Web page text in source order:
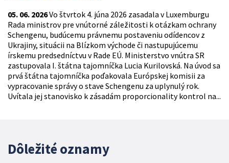
05. 06. 2026Vo štvrtok 4. júna 2026 zasadala v Luxemburgu
Rada ministrov pre vnútorné záležitosti k otázkam ochrany
Schengenu, budúcemu právnemu postaveniu odídencov z
Ukrajiny, situácii na Blízkom východe či nastupujúcemu
írskemu predsedníctvu v Rade EÚ. Ministerstvo vnútra SR
zastupovala I. štátna tajomníčka Lucia Kurilovská. Na úvod sa
prvá štátna tajomníčka poďakovala Európskej komisii za
vypracovanie správy o stave Schengenu za uplynulý rok.
Uvítala jej stanovisko k zásadám proporcionality kontrol na...
Dôležité oznamy